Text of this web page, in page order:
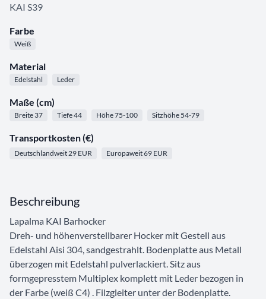
KAI S39
Farbe
Weiß
Material
Edelstahl Leder
Maße (cm)
Breite 37 Tiefe 44 Höhe 75-100 Sitzhöhe 54-79
Transportkosten (€)
Deutschlandweit 29 EUR Europaweit 69 EUR
Beschreibung
Lapalma KAI Barhocker
Dreh- und höhenverstellbarer Hocker mit Gestell aus
Edelstahl Aisi 304, sandgestrahlt. Bodenplatte aus Metall
überzogen mit Edelstahl pulverlackiert. Sitz aus
formgepresstem Multiplex komplett mit Leder bezogen in
der Farbe (weiß C4) . Filzgleiter unter der Bodenplatte.